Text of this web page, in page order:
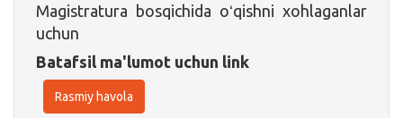
Magistratura bosqichida oʻqishni xohlaganlar
uchun
Batafsil ma'lumot uchun link
Rasmiy havola